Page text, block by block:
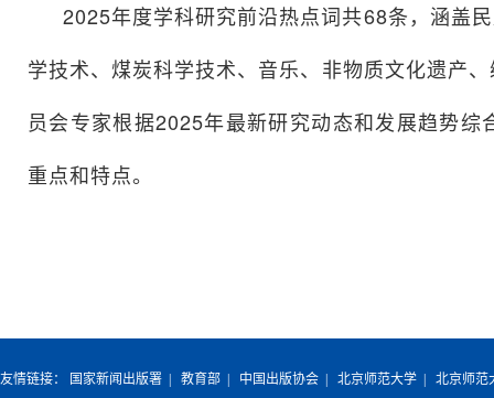
2025年度学科研究前沿热点词共68条，涵盖
学技术、煤炭科学技术、音乐、非物质文化遗产
员会专家根据2025年最新研究动态和发展趋势
重点和特点。
友情链接： 国家新闻出版署 教育部 中国出版协会 北京师范大学
北京师范